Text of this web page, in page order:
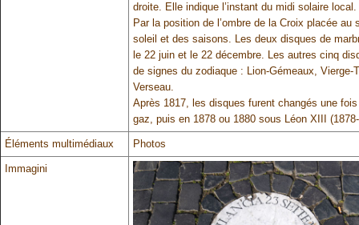
droite. Elle indique l’instant du midi solaire local.
Par la position de l’ombre de la Croix placée
soleil et des saisons. Les deux disques de
le 22 juin et le 22 décembre. Les autres cinq
de signes du zodiaque : Lion-Gémeaux,
Verseau.
Après 1817, les disques furent changés une
gaz, puis en 1878 ou 1880 sous Léon XIII
Éléments multimédiaux Photos
Immagini